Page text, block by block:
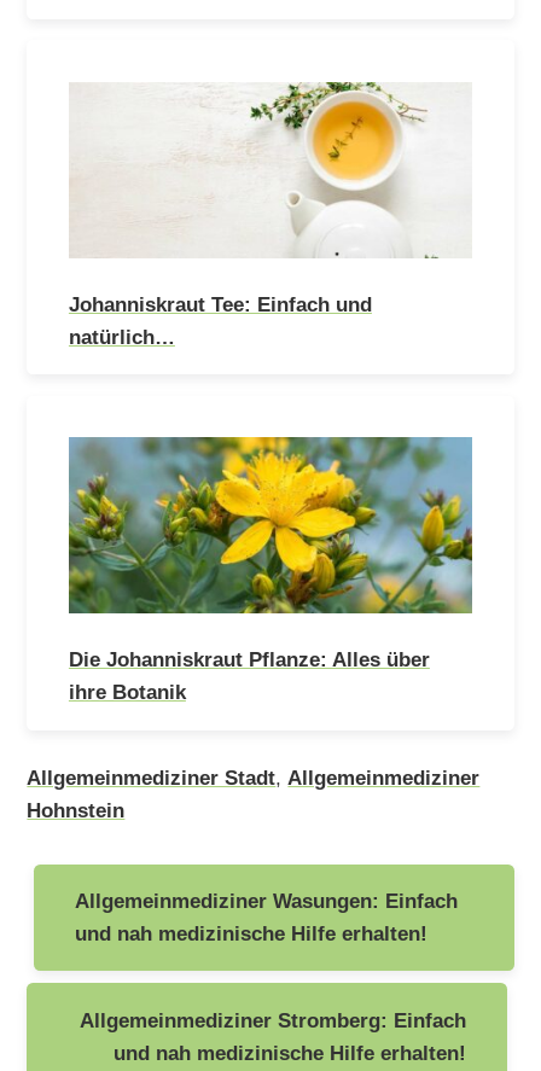
Johanniskraut Tee: Einfach und
natürlich…
Die Johanniskraut Pflanze: Alles über
ihre Botanik
Allgemeinmediziner Stadt, Allgemeinmediziner
Hohnstein
Beitragsnavigation
Allgemeinmediziner Wasungen: Einfach
und nah medizinische Hilfe erhalten!
Allgemeinmediziner Stromberg: Einfach
und nah medizinische Hilfe erhalten!